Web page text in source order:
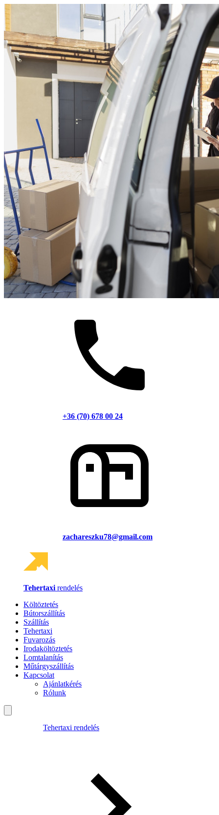
+36 (70) 678 00 24
zachareszku78@gmail.com
Tehertaxi rendelés
Költöztetés
Bútorszállítás
Szállítás
Tehertaxi
Fuvarozás
Irodaköltöztetés
Lomtalanítás
Műtárgyszállítás
Kapcsolat
Ajánlatkérés
Rólunk
Tehertaxi rendelés